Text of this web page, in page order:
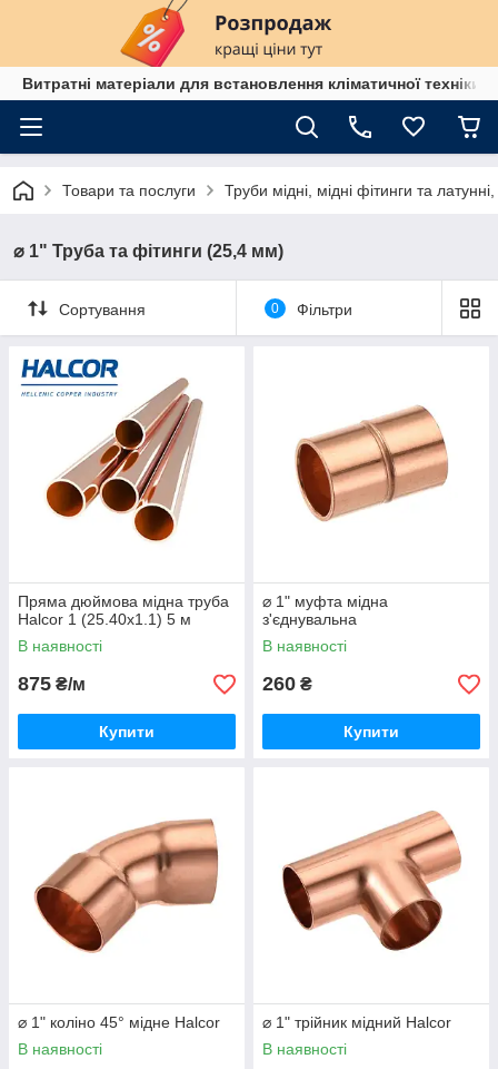
Витратні матеріали для встановлення кліматичної техніки
Товари та послуги Труби мідні, мідні фітинги та
⌀ 1" Труба та фітинги (25,4 мм)
Сортування 0 Фільтри
Пряма дюймова мідна труба
Halcor 1 (25.40х1.1) 5 м
В наявності
875 ₴/м
Купити
⌀ 1" муфта мідна
з'єднувальна
В наявності
260 ₴
Купити
⌀ 1" коліно 45° мідне Halcor
В наявності
⌀ 1" трійник мідний Halcor
В наявності